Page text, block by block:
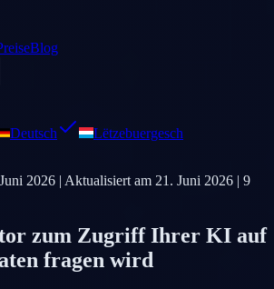
Blog
Deutsch
Lëtzebuergesch
2026 | Aktualisiert am 21. Juni 2026 | 9
zum Zugriff Ihrer KI auf
fragen wird